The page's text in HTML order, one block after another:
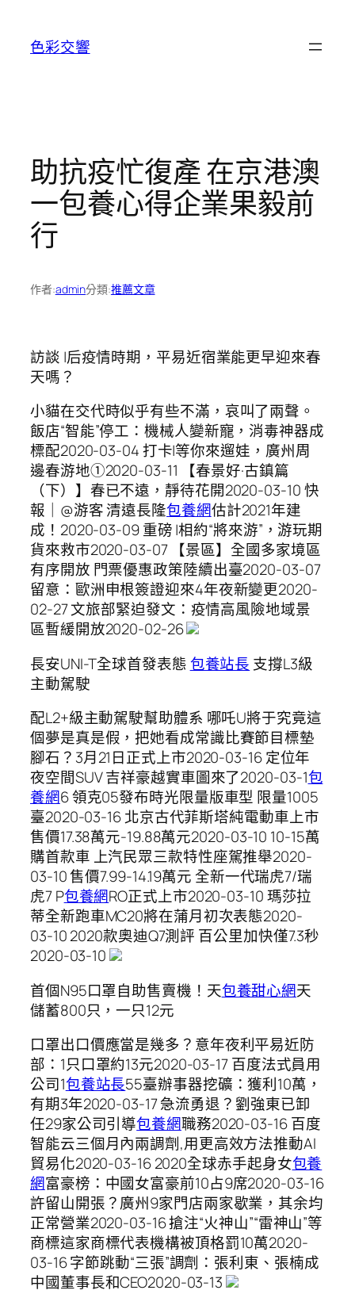
色彩交響
助抗疫忙復產 在京港澳
一包養心得企業果毅前
行
作者:admin分類:推薦文章
訪談 |后疫情時期，平易近宿業能更早迎來春
天嗎？
小貓在交代時似乎有些不滿，哀叫了兩聲。
飯店“智能”停工：機械人變新寵，消毒神器成
標配2020-03-04 打卡|等你來遛娃，廣州周
邊春游地①2020-03-11 【春景好·古鎮篇
（下）】春已不遠，靜待花開2020-03-10 快
報｜@游客 清遠長隆包養網估計2021年建
成！2020-03-09 重磅 |相約“將來游”，游玩期
貨來救市2020-03-07 【景區】全國多家境區
有序開放 門票優惠政策陸續出臺2020-03-07
留意：歐洲申根簽證迎來4年夜新變更2020-
02-27 文旅部緊迫發文：疫情高風險地域景
區暫緩開放2020-02-26
​長安UNI-T全球首發表態包養站長 支撐L3級
主動駕駛
​配L2+級主動駕駛幫助體系 哪吒U將于究竟這
個夢是真是假，把她看成常識比賽節目標墊
腳石？3月21日正式上市2020-03-16 定位年
夜空間SUV 吉祥豪越實車圖來了2020-03-1包
養網6 領克05發布時光限量版車型 限量1005
臺2020-03-16 北京古代菲斯塔純電動車上市
售價17.38萬元-19.88萬元2020-03-10 ​10-15萬
購首款車 上汽民眾三款特性座駕推舉2020-
03-10 ​售價7.99-14.19萬元 全新一代瑞虎7/瑞
虎7 P包養網RO正式上市2020-03-10 瑪莎拉
蒂全新跑車MC20將在蒲月初次表態2020-
03-10 2020款奧迪Q7測評 百公里加快僅7.3秒
2020-03-10
首個N95口罩自助售賣機！天包養甜心網天
儲蓄800只，一只12元
口罩出口價應當是幾多？意年夜利平易近防
部：1只口罩約13元2020-03-17 百度法式員用
公司1包養站長55臺辦事器挖礦：獲利10萬，
有期3年2020-03-17 急流勇退？劉強東已卸
任29家公司引導包養網職務2020-03-16 百度
智能云三個月內兩調劑,用更高效方法推動AI
貿易化2020-03-16 2020全球赤手起身女包養
網富豪榜：中國女富豪前10占9席2020-03-16
許留山開張？廣州9家門店兩家歇業，其余均
正常營業2020-03-16 搶注“火神山”“雷神山”等
商標這家商標代表機構被頂格罰10萬2020-
03-16 字節跳動“三張”調劑：張利東、張楠成
中國董事長和CEO2020-03-13